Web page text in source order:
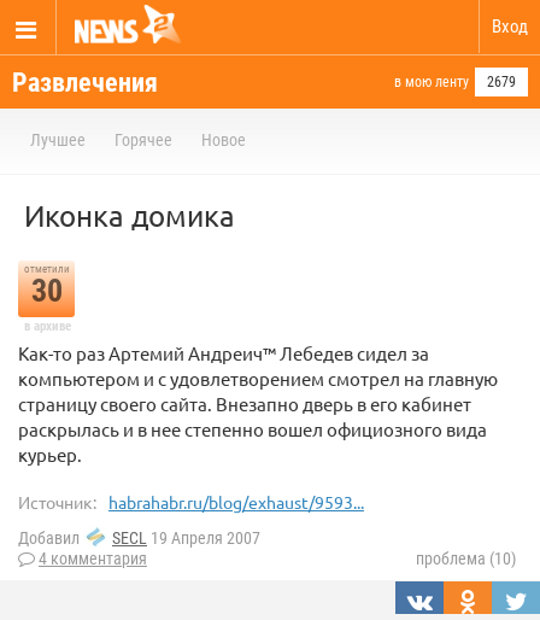
Вход
Развлечения в мою ленту 2679
Лучшее Горячее Новое
Иконка домика
отметили
30
в архиве
Как-то раз Артемий Андреич™ Лебедев сидел за
компьютером и с удовлетворением смотрел на главную
страницу своего сайта. Внезапно дверь в его кабинет
раскрылась и в нее степенно вошел официозного вида
курьер.
Источник: habrahabr.ru/blog/exhaust/9593...
Добавил SECL 19 Апреля 2007
4 комментария
проблема (10)